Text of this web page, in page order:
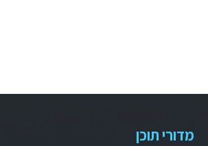
מדורי תוכן